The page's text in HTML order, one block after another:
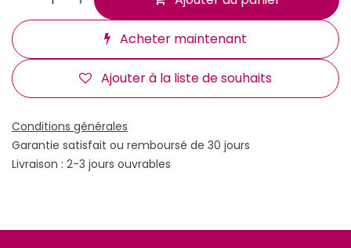
Acheter maintenant
Ajouter à la liste de souhaits
Conditions générales
Garantie satisfait ou remboursé de 30 jours
Livraison : 2-3 jours ouvrables